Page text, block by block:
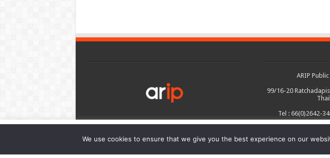
ARIP
99/16-20
Tel : 66(0)2642-
การนำเสนอเนื้อหาตรงตามความต้องการของท่าน โดยสามารถศึกษารายละเอียดเพิ่มเติมได้ใน นโย
We use cookies to ensure that we give you the best experience on our